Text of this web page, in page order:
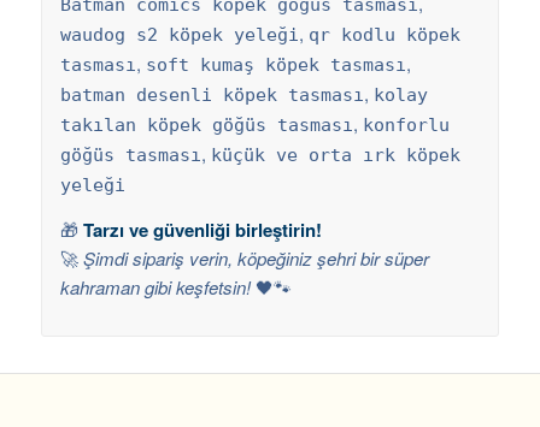
Batman comics köpek göğüs tasması
waudog s2 köpek yeleği, qr kodlu köpek
tasması, soft kumaş köpek tasması,
batman desenli köpek tasması, kolay
takılan köpek göğüs tasması, konforlu
göğüs tasması, küçük ve orta ırk köpek
yeleği
🎁 Tarzı ve güvenliği birleştirin!
🚀Şimdi sipariş verin, köpeğiniz şehri bir süper
kahraman gibi keşfetsin!🖤🐾